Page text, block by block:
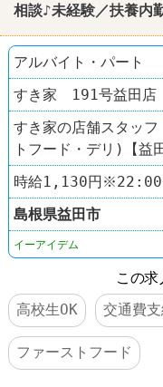
相談♪未経験／扶養内
アルバイト・パート
すき家 191号益田店
すき家の店舗スタッ
トフード・デリ)【益
時給1,130円※22:00
島根県益田市
イーアイデム
この
高校生OK
交通費
ファーストフード